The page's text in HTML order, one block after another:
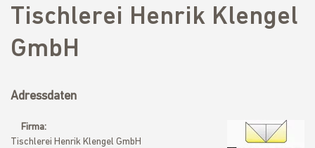
sachsen.de
Tischlerei Henrik Klengel
GmbH
Adressdaten
Firma:
Tischlerei Henrik Klengel GmbH